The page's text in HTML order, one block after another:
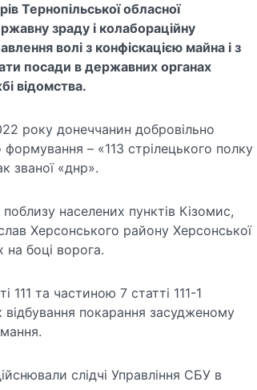
Тернопільської обласної
зраду і колабораційну
волі з конфіскацією майна і з
посади в державних органах
відомства.
року донеччанин добровільно
– «113 стрілецького полку
званої «днр».
населених пунктів Кізомис,
Херсонського району Херсонської
на боці ворога.
111 та частиною 7 статті 111-1
покарання засудженому
слідчі Управління СБУ в